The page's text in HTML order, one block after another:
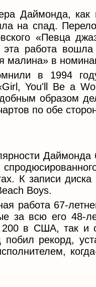
Даймонда, как
на спад.
«Певца
работа
малина» в
в 1994
You'll Be a
образом
по обе
Даймонда
К записи
Boys.
работа 67-
за всю его 48-
200 в США, так и
рекорд,